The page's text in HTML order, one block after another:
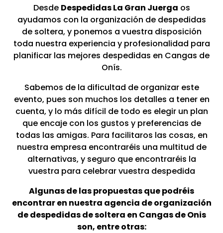
Desde Despedidas La Gran Juerga os
ayudamos con la organización de despedidas
de soltera, y ponemos a vuestra disposición
toda nuestra experiencia y profesionalidad para
planificar las mejores despedidas en Cangas de
Onís.
Sabemos de la dificultad de organizar este
evento, pues son muchos los detalles a tener en
cuenta, y lo más difícil de todo es elegir un plan
que encaje con los gustos y preferencias de
todas las amigas. Para facilitaros las cosas, en
nuestra empresa encontraréis una multitud de
alternativas, y seguro que encontraréis la
vuestra para celebrar vuestra despedida
Algunas de las propuestas que podréis
encontrar en nuestra agencia de organización
de despedidas de soltera en Cangas de Onis
son, entre otras: